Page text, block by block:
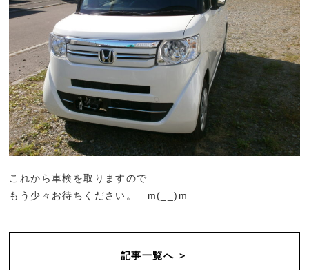
これから車検を取りますので
もう少々お待ちください。 m(__)m
記事一覧へ ＞